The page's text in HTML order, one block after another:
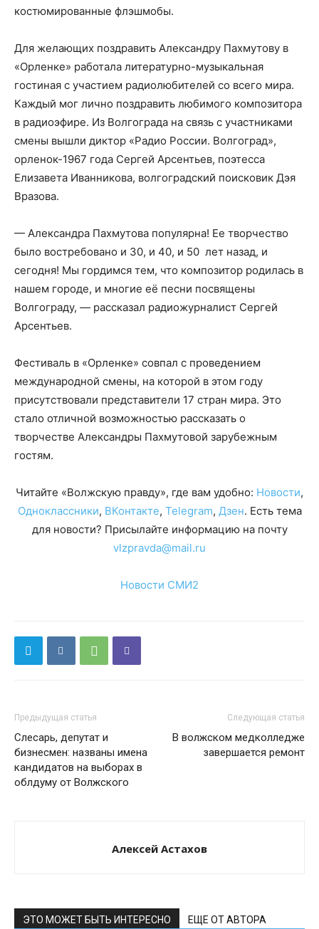
костюмированные флэшмобы.
Для желающих поздравить Александру Пахмутову в
«Орленке» работала литературно-музыкальная
гостиная с участием радиолюбителей со всего мира.
Каждый мог лично поздравить любимого композитора
в радиоэфире. Из Волгограда на связь с участниками
смены вышли диктор «Радио России. Волгоград»,
орленок-1967 года Сергей Арсентьев, поэтесса
Елизавета Иванникова, волгоградский поисковик Дэя
Вразова.
— Александра Пахмутова популярна! Ее творчество
было востребовано и 30, и 40, и 50 лет назад, и
сегодня! Мы гордимся тем, что композитор родилась в
нашем городе, и многие её песни посвящены
Волгограду, — рассказал радиожурналист Сергей
Арсентьев.
Фестиваль в «Орленке» совпал с проведением
международной смены, на которой в этом году
присутствовали представители 17 стран мира. Это
стало отличной возможностью рассказать о
творчестве Александры Пахмутовой зарубежным
гостям.
Читайте «Волжскую правду», где вам удобно: Новости,
Одноклассники, ВКонтакте, Telegram, Дзен. Есть тема
для новости? Присылайте информацию на почту
vlzpravda@mail.ru
Новости СМИ2
Предыдущая статья
Слесарь, депутат и
бизнесмен: названы имена
кандидатов на выборах в
облдуму от Волжского
Следующая статья
В волжском медколледже
завершается ремонт
Алексей Астахов
ЭТО МОЖЕТ БЫТЬ ИНТЕРЕСНО ЕЩЕ ОТ АВТОРА